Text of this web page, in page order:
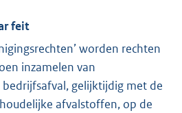
feit
worden rechten
inzamelen van
gelijktijdig met de
afvalstoffen, op de